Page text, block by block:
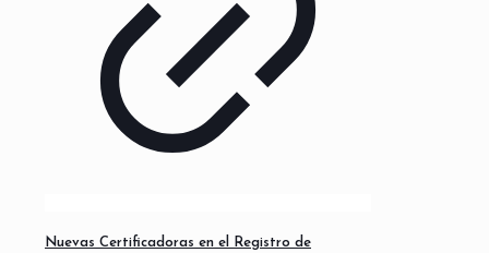
Nuevas Certificadoras en el Registro de